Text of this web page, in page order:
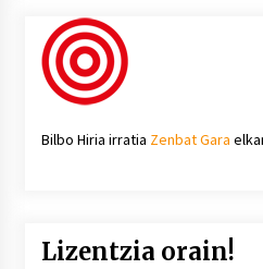
Bilbo Hiria irratia Zenbat Gara
Lizentzia orain!